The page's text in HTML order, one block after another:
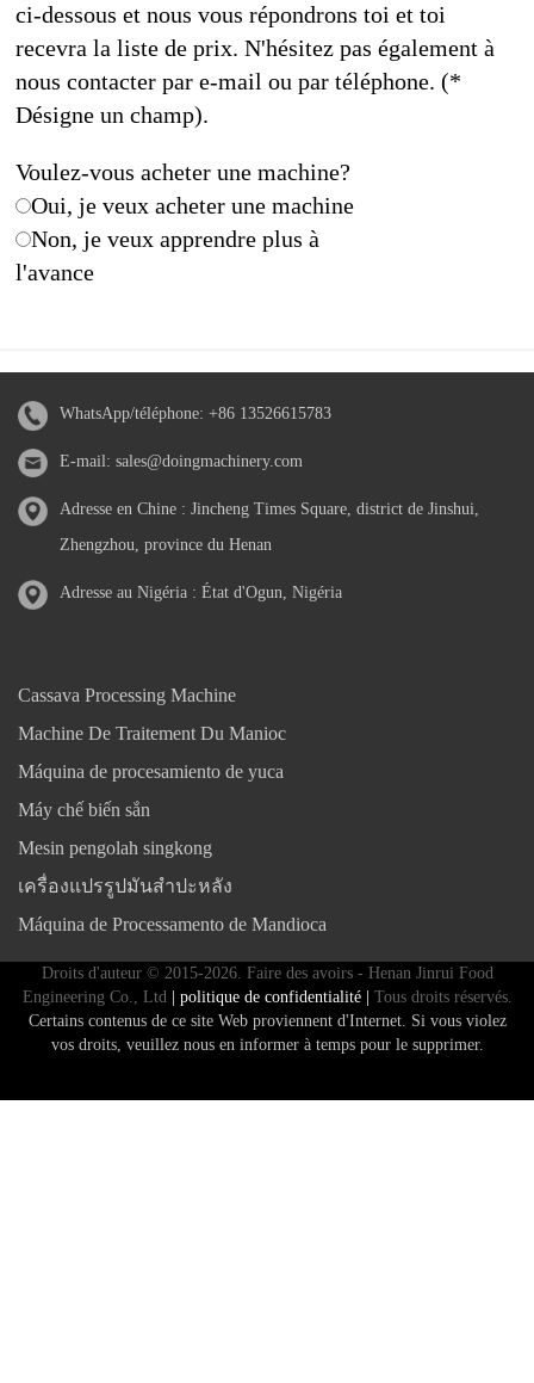
ci-dessous et nous vous répondrons toi et toi
recevra la liste de prix. N'hésitez pas également à
nous contacter par e-mail ou par téléphone. (*
Désigne un champ).
Voulez-vous acheter une machine?
Oui, je veux acheter une machine
Non, je veux apprendre plus à
l'avance
WhatsApp/téléphone: +86 13526615783
E-mail: sales@doingmachinery.com
Adresse en Chine : Jincheng Times Square, district de Jinshui,
Zhengzhou, province du Henan
Adresse au Nigéria : État d'Ogun, Nigéria
Cassava Processing Machine
Machine De Traitement Du Manioc
Máquina de procesamiento de yuca
Máy chế biến sắn
Mesin pengolah singkong
เครื่องแปรรูปมันสำปะหลัง
Máquina de Processamento de Mandioca
Droits d'auteur © 2015-2026. Faire des avoirs - Henan Jinrui Food
Engineering Co., Ltd| politique de confidentialité |
Tous droits réservés.
Certains contenus de ce site Web proviennent d'Internet. Si vous violez
vos droits, veuillez nous en informer à temps pour le supprimer.